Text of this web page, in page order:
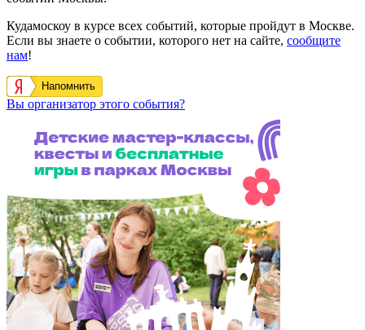
Кудамоскоу в курсе всех событий, которые пройдут в Москве.
Если вы знаете о событии, которого нет на сайте, сообщите
нам!
Напомнить
Вы организатор этого события?